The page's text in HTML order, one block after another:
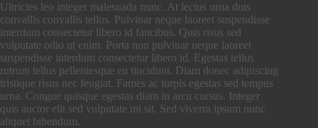
Ultricies leo integer malesuada nunc. At lectus urna duis
convallis convallis tellus. Pulvinar neque laoreet suspendisse
interdum consectetur libero id faucibus. Quis risus sed
vulputate odio ut enim. Porta non pulvinar neque laoreet
suspendisse interdum consectetur libero id. Egestas tellus
rutrum tellus pellentesque eu tincidunt. Diam donec adipiscing
tristique risus nec feugiat. Fames ac turpis egestas sed tempus
urna. Congue quisque egestas diam in arcu cursus. Integer
quis auctor elit sed vulputate mi sit. Sed viverra ipsum nunc
aliquet bibendum.